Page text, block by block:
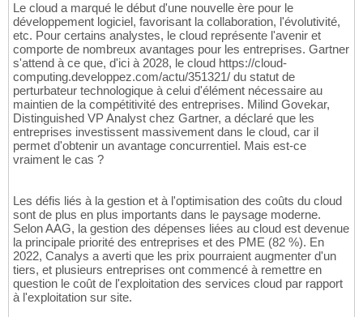
Le cloud a marqué le début d'une nouvelle ère pour le
développement logiciel, favorisant la collaboration, l'évolutivité,
etc. Pour certains analystes, le cloud représente l'avenir et
comporte de nombreux avantages pour les entreprises. Gartner
s'attend à ce que, d'ici à 2028, le cloud https://cloud-
computing.developpez.com/actu/351321/ du statut de
perturbateur technologique à celui d'élément nécessaire au
maintien de la compétitivité des entreprises. Milind Govekar,
Distinguished VP Analyst chez Gartner, a déclaré que les
entreprises investissent massivement dans le cloud, car il
permet d'obtenir un avantage concurrentiel. Mais est-ce
vraiment le cas ?
Les défis liés à la gestion et à l'optimisation des coûts du cloud
sont de plus en plus importants dans le paysage moderne.
Selon AAG, la gestion des dépenses liées au cloud est devenue
la principale priorité des entreprises et des PME (82 %). En
2022, Canalys a averti que les prix pourraient augmenter d'un
tiers, et plusieurs entreprises ont commencé à remettre en
question le coût de l'exploitation des services cloud par rapport
à l'exploitation sur site.